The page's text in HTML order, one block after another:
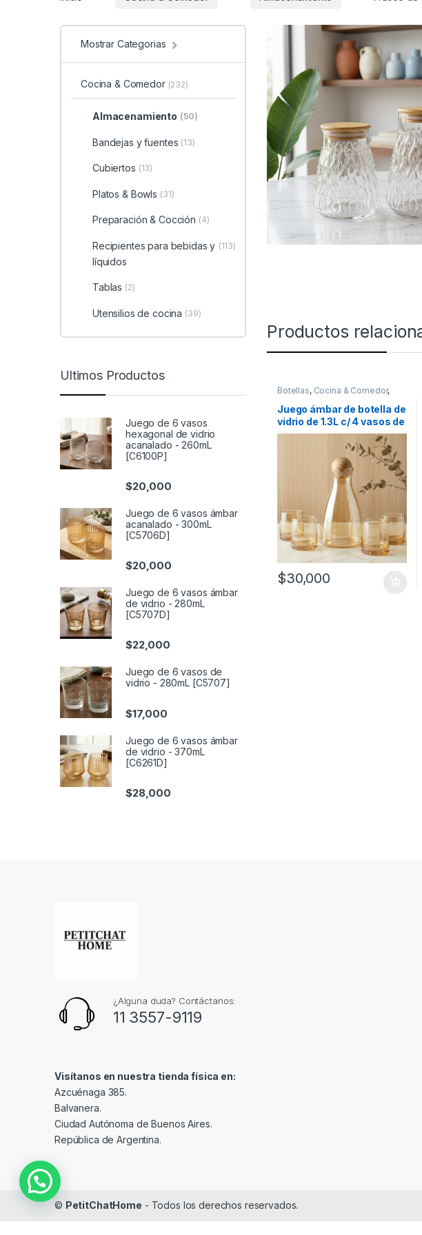
Productos
Botellas, Cocina & Comedor,
Recipientes para bebidas y
líquidos ,Vasos
Juego ámbar de botella de
vidrio de 1.3L c/ 4 vasos de
260mL (56130)
$30,000
Mostrar Categorias
Cocina & Comedor (232)
Almacenamiento (50)
Bandejas y fuentes (13)
Cubiertos (13)
Platos & Bowls (31)
Preparación & Cocción (4)
Recipientes para bebidas y
líquidos
(113)
Tablas (2)
Utensilios de cocina (39)
Ultimos Productos
Juego de 6 vasos
hexagonal de vidrio
acanalado - 260mL
[C6100P]
$20,000
Juego de 6 vasos ámbar
acanalado - 300mL
[C5706D]
$20,000
Juego de 6 vasos ámbar
de vidrio - 280mL
[C5707D]
$22,000
Juego de 6 vasos de
vidrio - 280mL [C5707]
$17,000
Juego de 6 vasos ámbar
de vidrio - 370mL
[C6261D]
$28,000
¿Alguna duda? Contáctanos:
11 3557-9119
Visítanos en nuestra tienda física en:
Azcuénaga 385.
Balvanera.
Ciudad Autónoma de Buenos Aires.
República de Argentina.
© PetitChatHome - Todos los derechos reservados.